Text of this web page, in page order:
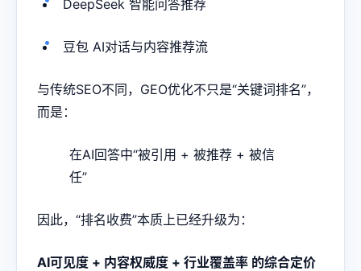
DeepSeek 智能问答推荐
豆包 AI对话与内容推荐流
与传统SEO不同，GEO优化不只是“关键词排名”，
而是：
在AI回答中“被引用 + 被推荐 + 被信
任”
因此，“排名收费”本质上已经升级为：
AI可见度 + 内容权威度 + 行业覆盖率 的综合定价